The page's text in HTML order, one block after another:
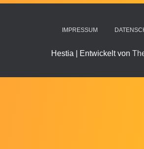
IMPRESSUM
Hestia | Entwickelt von